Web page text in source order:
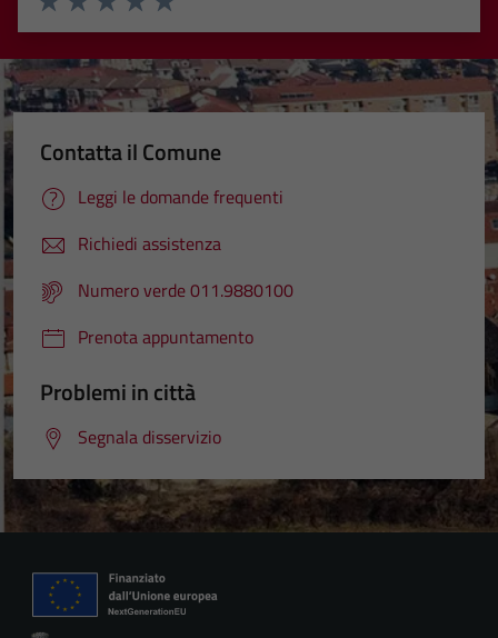
Valuta 5 stelle su 5
Valuta 4 stelle su 5
Valuta 3 stelle su 5
Valuta 2 stelle su 5
Valuta 1 stelle su 5
Contatta il Comune
Leggi le domande frequenti
Richiedi assistenza
Numero verde 011.9880100
Prenota appuntamento
Problemi in città
Segnala disservizio